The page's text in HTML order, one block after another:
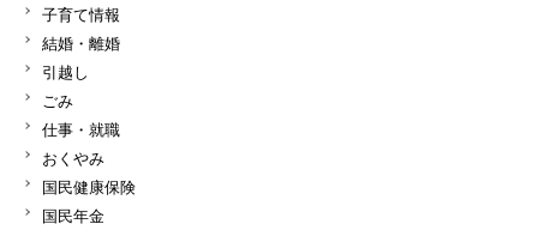
子育て情報
結婚・離婚
引越し
ごみ
仕事・就職
おくやみ
国民健康保険
国民年金